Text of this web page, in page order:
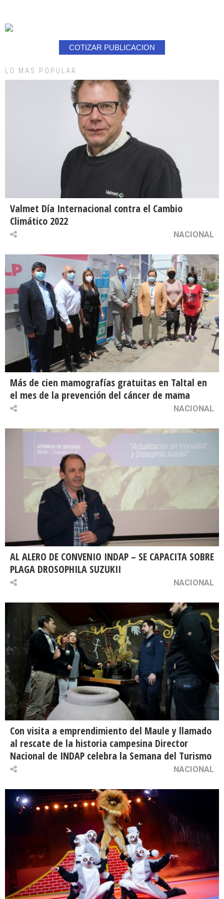
COTIZAR PUBLICACION
LO MAS POPULAR
Valmet Día Internacional contra el Cambio
Climático 2022
NACIONAL
Más de cien mamografías gratuitas en Taltal en
el mes de la prevención del cáncer de mama
NACIONAL
AL ALERO DE CONVENIO INDAP – SE CAPACITA SOBRE
PLAGA DROSOPHILA SUZUKII
NACIONAL
Con visita a emprendimiento del Maule y llamado
al rescate de la historia campesina Director
Nacional de INDAP celebra la Semana del Turismo
NACIONAL